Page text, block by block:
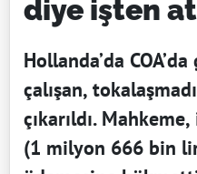
diye işten
Hollanda’da
çalışan,
çıkarıldı.
(1 milyon 666 bin